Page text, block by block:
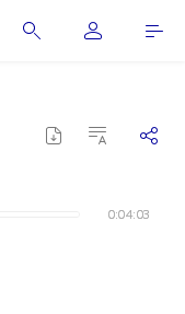
0:04:03
0:04:03